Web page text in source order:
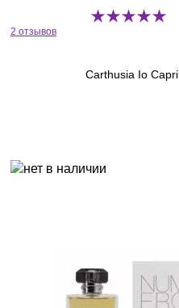
2 отзывов
Carthusia Io Capri